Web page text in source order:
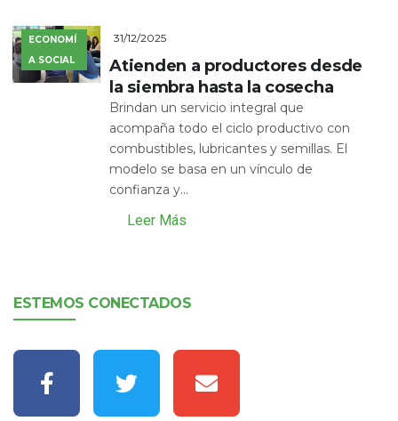
ECONOMÍ
A SOCIAL
31/12/2025
Atienden a productores desde
la siembra hasta la cosecha
Brindan un servicio integral que
acompaña todo el ciclo productivo con
combustibles, lubricantes y semillas. El
modelo se basa en un vínculo de
confianza y...
Leer Más
ESTEMOS CONECTADOS